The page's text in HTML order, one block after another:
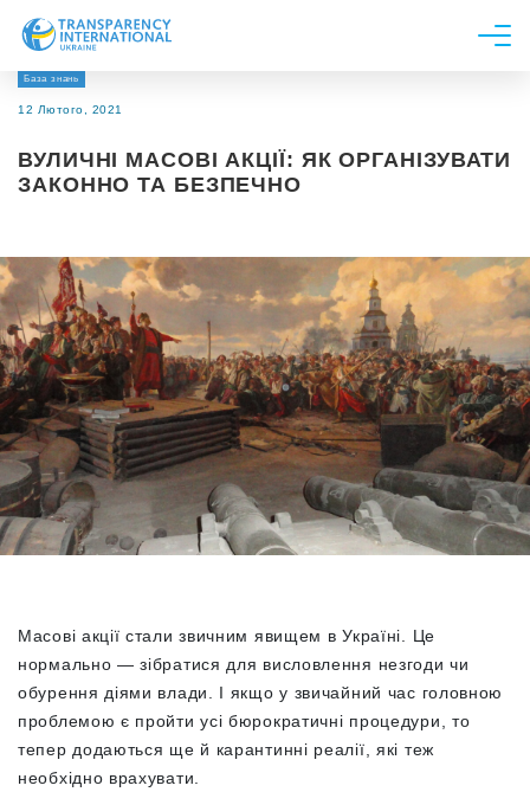
Про нас
Дослідження
Долучитися
База знань
12 Лютого, 2021
ВУЛИЧНІ МАСОВІ АКЦІЇ: ЯК ОРГАНІЗУВАТИ
ЗАКОННО ТА БЕЗПЕЧНО
Масові акції стали звичним явищем в Україні. Це
нормально — зібратися для висловлення незгоди чи
обурення діями влади. І якщо у звичайний час головною
проблемою є пройти усі бюрократичні процедури, то
тепер додаються ще й карантинні реалії, які теж
необхідно врахувати.